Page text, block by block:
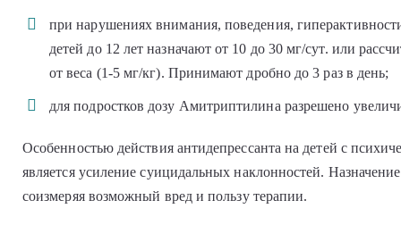
при нарушениях внимания, поведения,
детей до 12 лет назначают от 10 до 30 мг/сут. или
от веса (1-5 мг/кг). Принимают дробно до 3 раз в день;
для подростков дозу Амитриптилина разрешено
Особенностью действия антидепрессанта на детей с
является усиление суицидальных наклонностей.
соизмеряя возможный вред и пользу терапии.